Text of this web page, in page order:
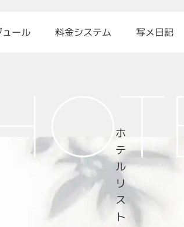
ール 料金システム 写メ日記
HOT
ホテルリスト